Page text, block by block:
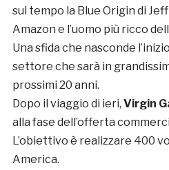
sul tempo la Blue Origin di
Amazon e l’uomo più ricco
Una sfida che nasconde
settore che sarà in
prossimi 20 anni.
Dopo il viaggio di ieri, Virgin
alla fase dell’offerta
L’obiettivo è realizzare 400
America.